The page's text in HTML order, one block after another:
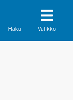
Haku Valikko